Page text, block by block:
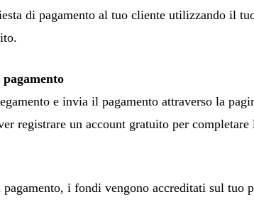
di pagamento al tuo cliente utilizzando il
e invia il pagamento attraverso la
registrare un account gratuito per completare
i fondi vengono accreditati sul tuo